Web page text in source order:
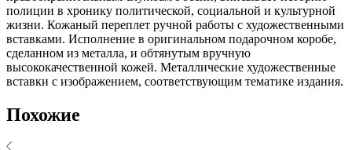
полиции в хронику политической, социальной и культурной
жизни. Кожаный переплет ручной работы с художественными
вставками. Исполнение в оригинальном подарочном коробе,
сделанном из металла, и обтянутым вручную
высококачественной кожей. Металлические художественные
вставки с изображением, соответствующим тематике издания.
Похожие